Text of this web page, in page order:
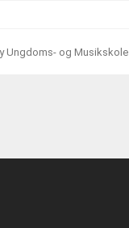
Ungdoms- og Musikskole